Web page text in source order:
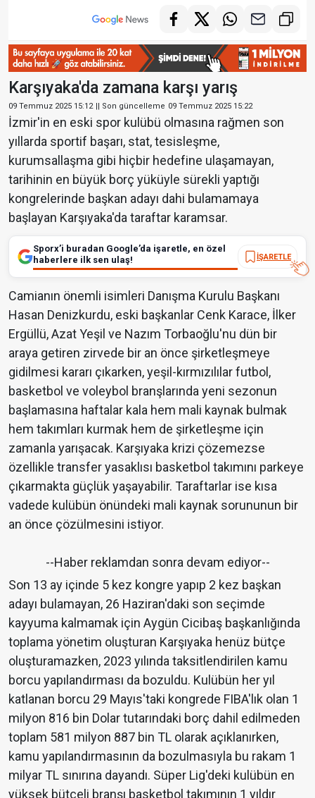
Karşıyaka'da zamana karşı yarış
09 Temmuz 2025 15:12 || Son güncelleme 09 Temmuz 2025 15:22
İzmir'in en eski spor kulübü olmasına rağmen son
yıllarda sportif başarı, stat, tesisleşme,
kurumsallaşma gibi hiçbir hedefine ulaşamayan,
tarihinin en büyük borç yüküyle sürekli yaptığı
kongrelerinde başkan adayı dahi bulamamaya
başlayan Karşıyaka'da taraftar karamsar.
Sporx’i buradan Google’da işaretle, en özel
haberlere ilk sen ulaş!
İŞARETLE
Camianın önemli isimleri Danışma Kurulu Başkanı
Hasan Denizkurdu, eski başkanlar Cenk Karace, İlker
Ergüllü, Azat Yeşil ve Nazım Torbaoğlu'nu dün bir
araya getiren zirvede bir an önce şirketleşmeye
gidilmesi kararı çıkarken, yeşil-kırmızılılar futbol,
basketbol ve voleybol branşlarında yeni sezonun
başlamasına haftalar kala hem mali kaynak bulmak
hem takımları kurmak hem de şirketleşme için
zamanla yarışacak. Karşıyaka krizi çözemezse
özellikle transfer yasaklısı basketbol takımını parkeye
çıkarmakta güçlük yaşayabilir. Taraftarlar ise kısa
vadede kulübün önündeki mali kaynak sorununun bir
an önce çözülmesini istiyor.
--Haber reklamdan sonra devam ediyor--
Son 13 ay içinde 5 kez kongre yapıp 2 kez başkan
adayı bulamayan, 26 Haziran'daki son seçimde
kayyuma kalmamak için Aygün Cicibaş başkanlığında
toplama yönetim oluşturan Karşıyaka henüz bütçe
oluşturamazken, 2023 yılında taksitlendirilen kamu
borcu yapılandırması da bozuldu. Kulübün her yıl
katlanan borcu 29 Mayıs'taki kongrede FIBA'lık olan 1
milyon 816 bin Dolar tutarındaki borç dahil edilmeden
toplam 581 milyon 887 bin TL olarak açıklanırken,
kamu yapılandırmasının da bozulmasıyla bu rakam 1
milyar TL sınırına dayandı. Süper Lig'deki kulübün en
yüksek bütçeli branşı basketbol takımının 1 yıldır